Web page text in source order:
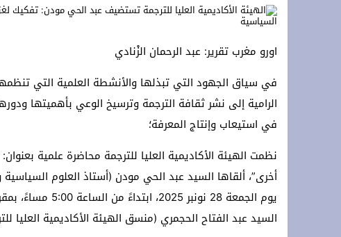
**Terremoto en la OTAN: ¡Estados Unidos y Turquía rechazan a España y protegen Ceuta y Melilla, Marruecos! **
*Crisis migratoria de Ceuta: Los hechos, las hipótesis y las manipulaciones*
سلطات سلوان تُطلق حملة توعوية للتجار
اورو مغرب تقرير: عبد الرحمان الزْنادي
في سياق الجهود التي تبذلها والأنشطة العلمية التي
الرامية إلى نشر ثقافة الترجمة وترسيخ الوعي بأهميتها
في استيعاب وإنتاج المعرفة؛
نظمت الهيئة الأكاديمية العليا للترجمة محاضرة علمية
أخرى”، ألقاها السيد عبد الحي مودن (أستاذ العلوم
يوم الجمعة 28
السيد عبد الفتاح الحجمري (منسق الهيئة الأكاديمية العليا